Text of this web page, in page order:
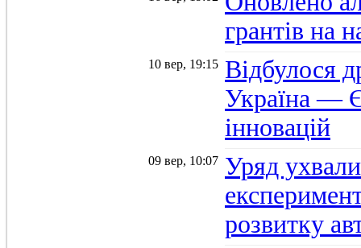
грантів на
10 вер, 19:15 Відбулося
Україна —
інновацій
09 вер, 10:07 Уряд
розвитку